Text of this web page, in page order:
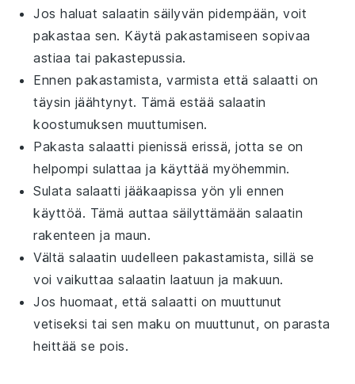
Jos haluat salaatin säilyvän pidempään, voit
pakastaa sen. Käytä pakastamiseen sopivaa
astiaa tai pakastepussia.
Ennen pakastamista, varmista ettäsalaatti on
täysin jäähtynyt. Tämä estää salaatin
koostumuksen muuttumisen.
Pakastasalaatti pienissä erissä, jotta se on
helpompi sulattaa ja käyttää myöhemmin.
Sulata salaatti jääkaapissa yön yli ennen
käyttöä. Tämä auttaa säilyttämäänsalaatin
rakenteen ja maun.
Vältäsalaatin uudelleen pakastamista, sillä se
voi vaikuttaasalaatin laatuun ja makuun.
Jos huomaat, ettäsalaatti on muuttunut
vetiseksi tai sen maku on muuttunut, on parasta
heittää se pois.